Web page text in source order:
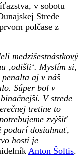
v sobotu
Strede
polčase z
medzišestnástkový
‚odišli‘. Myslím si,
aj v náš
Súper bol v
V strede
tretine to
zvýšiť
podarí dosiahnuť,
hostí je
Anton Šoltis.